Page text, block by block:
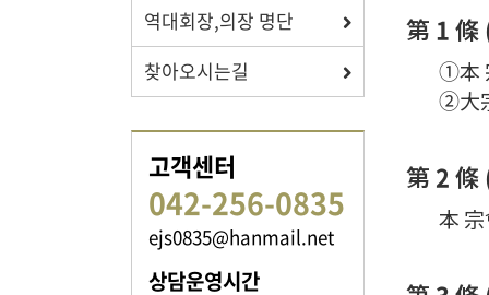
족보 자료실
은진송씨의 족보를 확인하실 수 있습니다.
역대회장,의장 명단
찾아오시는길
고객센터
042-256-0835
ejs0835@hanmail.net
상담운영시간
第 1 條
①本
②大
第 2 條
本